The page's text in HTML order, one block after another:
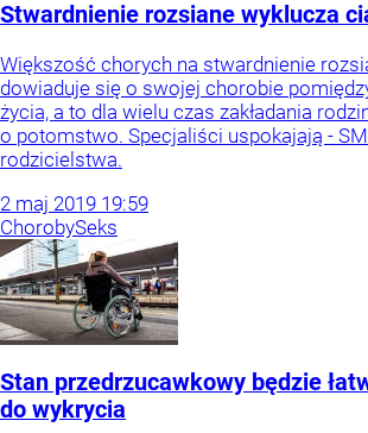
Stwardnienie rozsiane wyklucza
Większość chorych na stwardnienie
dowiaduje się o swojej chorobie
życia, a to dla wielu czas zakładania
o potomstwo. Specjaliści uspokajają -
rodzicielstwa.
2 maj 2019 19:59
ChorobySeks
Stan przedrzucawkowy będzie
do wykrycia